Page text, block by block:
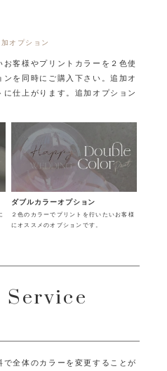
オプション
客様やプリントカラーを２色使
ンを同時にご購入下さい。追加オ
仕上がります。追加オプション
ダブルカラーオプション
２色のカラーでプリントを行いたいお客様
にオススメのオプションです。
全体のカラーを変更することが